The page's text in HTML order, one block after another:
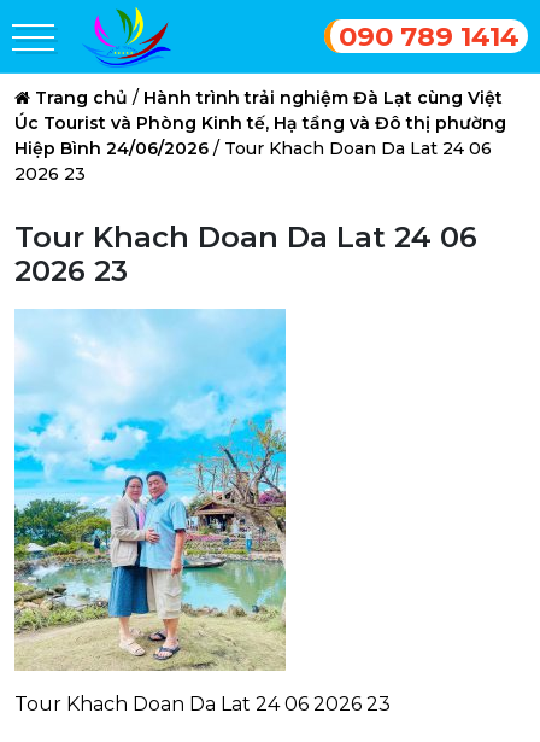
090 789 1414
Trang chủ / Hành trình trải nghiệm Đà Lạt cùng Việt
Úc Tourist và Phòng Kinh tế, Hạ tầng và Đô thị phường
Hiệp Bình 24/06/2026 / Tour Khach Doan Da Lat 24 06
2026 23
Tour Khach Doan Da Lat 24 06
2026 23
Tour Khach Doan Da Lat 24 06 2026 23